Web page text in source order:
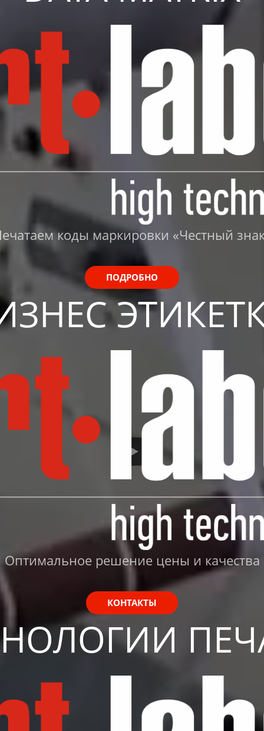
коды маркировки «Честный
ПОДРОБНО
Оптимальное решение цены и качества
КОНТАКТЫ